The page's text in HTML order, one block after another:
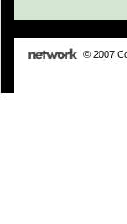
© 2007